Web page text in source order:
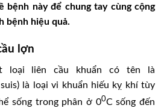
bệnh này để chung tay cùng cộng
bệnh hiệu quả.
lợn
loại liên cầu khuẩn có tên là
là loại vi khuẩn hiếu kỵ khí tùy
sống trong phân ở 00C sống đến